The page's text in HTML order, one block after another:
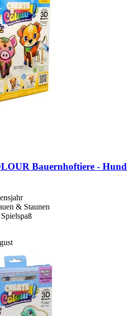
Bauernhoftiere -​ Hund
& Staunen